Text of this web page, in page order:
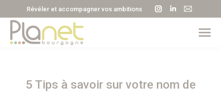
Révéler et accompagner vos ambitions
La
page
Instagram
nouvelle
La
page
LinkedIn
nouvelle
La
page
E-
une
5 Tips à savoir sur votre nom de